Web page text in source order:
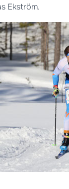
Ekström.